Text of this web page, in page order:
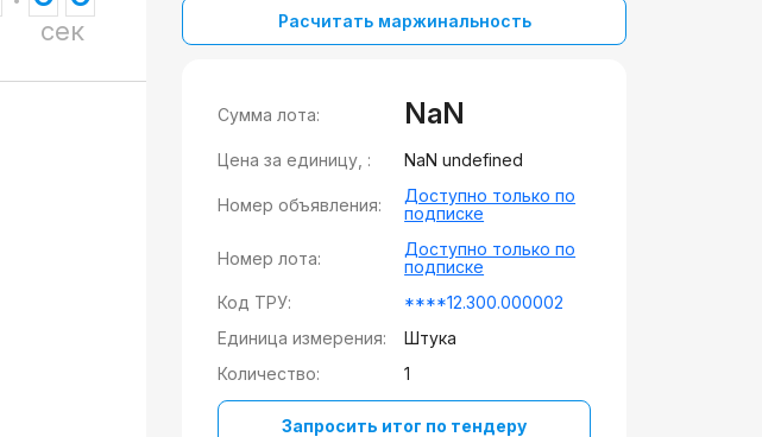
сек Расчитать маржинальность
Сумма лота: NaN
Цена за единицу, : NaN undefined
Номер объявления:
Доступно только по
подписке
Номер лота:
Доступно только по
подписке
Код ТРУ:
****12.300.000002
Единица измерения:
Штука
Количество:
1
Запросить итог по тендеру